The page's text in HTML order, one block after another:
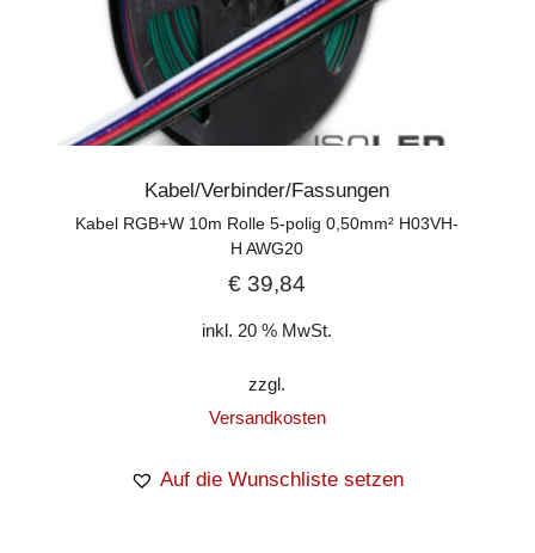
Kabel/Verbinder/Fassungen
Kabel RGB+W 10m Rolle 5-polig 0,50mm² H03VH-
H AWG20
€ 39,84
inkl. 20 % MwSt.
zzgl.
Versandkosten
Auf die Wunschliste setzen